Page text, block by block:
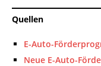
Quellen
E-Auto-
Neue E-Auto-